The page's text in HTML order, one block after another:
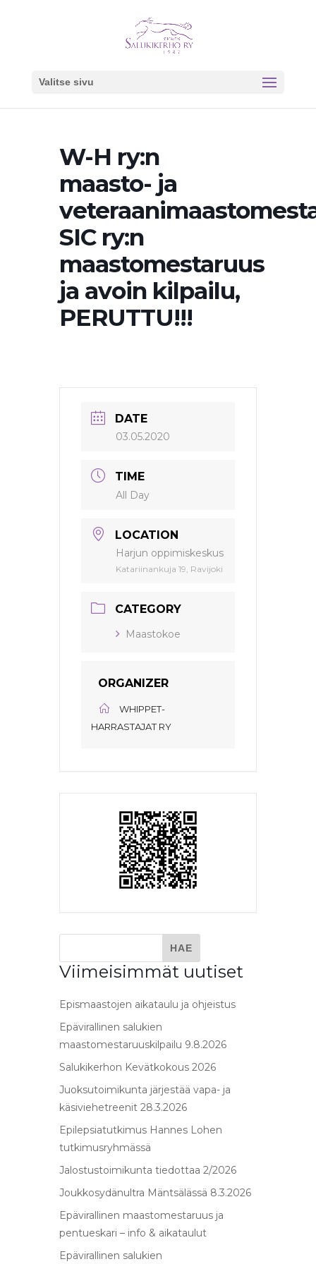
Valitse sivu
W-H ry:n
maasto- ja
SIC ry:n
maastomestaruus
ja avoin kilpailu,
PERUTTU!!!
DATE
03.05.2020
TIME
All Day
LOCATION
Harjun oppimiskeskus
Katariinankuja 19, Ravijoki
CATEGORY
Maastokoe
ORGANIZER
WHIPPET-
HARRASTAJAT RY
Viimeisimmät uutiset
Epismaastojen aikataulu ja ohjeistus
Epävirallinen salukien
maastomestaruuskilpailu 9.8.2026
Salukikerhon Kevätkokous 2026
Juoksutoimikunta järjestää vapa- ja
käsiviehetreenit 28.3.2026
Epilepsiatutkimus Hannes Lohen
tutkimusryhmässä
Jalostustoimikunta tiedottaa 2/2026
Joukkosydänultra Mäntsälässä 8.3.2026
Epävirallinen maastomestaruus ja
pentueskari – info & aikataulut
Epävirallinen salukien